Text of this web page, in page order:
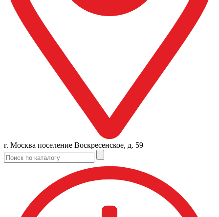
г. Москва поселение Воскресенское, д. 59